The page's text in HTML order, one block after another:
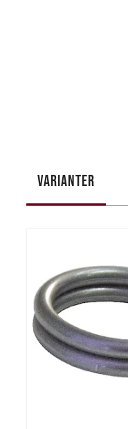
VARIANTER